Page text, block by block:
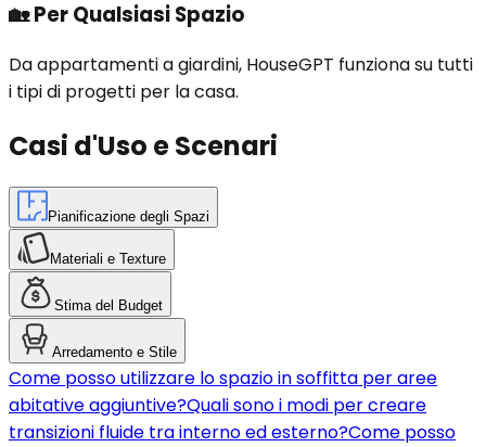
🏡Per Qualsiasi Spazio
Da appartamenti a giardini, HouseGPT funziona su tutti
i tipi di progetti per la casa.
Casi d'Uso e Scenari
Pianificazione degli Spazi
Materiali e Texture
Stima del Budget
Arredamento e Stile
Come posso utilizzare lo spazio in soffitta per aree
abitative aggiuntive?Quali sono i modi per creare
transizioni fluide tra interno ed esterno?Come posso